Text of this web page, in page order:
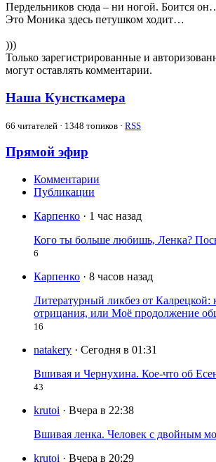
Пердельников сюда – ни ногой. Боится
Это Моника здесь петушком ходит…
)))
Только зарегистрированные и
могут оставлять комментарии.
Наша Кунсткамера
66 читателей · 1348 топиков · RSS
Прямой эфир
Комментарии
Публикации
Карпенко · 1 час назад
Кого ты больше любишь, Ленка?
6
Карпенко · 8 часов назад
Литературный ликбез от Калрецкой:
отрицания, или Моё продолжение
16
natakery · Сегодня в 01:31
Вшивая и Чернухина. Кое-что об
43
krutoi · Вчера в 22:38
Вшивая ленка. Человек с двойным
krutoi · Вчера в 20:29